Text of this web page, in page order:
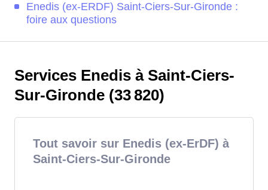
Enedis (ex-ERDF) Saint-Ciers-Sur-Gironde :
foire aux questions
Services Enedis à Saint-Ciers-
Sur-Gironde (33 820)
Tout savoir sur Enedis (ex-ErDF) à
Saint-Ciers-Sur-Gironde